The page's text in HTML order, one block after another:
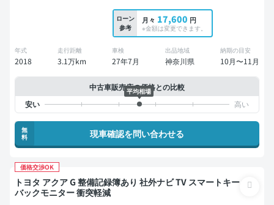
ローン
参考
月々 17,600 円
※金額は変更できます。
年式
2018
走行距離
3.1万km
車検
27年7月
出品地域
神奈川県
納期の目安
10月〜11月
中古車販売店の価格との比較
平均相場
無
料
現車確認を問い合わせる
価格交渉OK
トヨタ アクア G 整備記録簿あり 社外ナビ TV スマートキー
バックモニター 衝突軽減